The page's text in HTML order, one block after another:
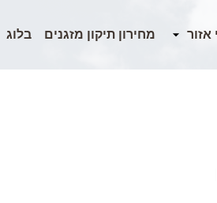
מחירון תיקון מזגנים בלוג